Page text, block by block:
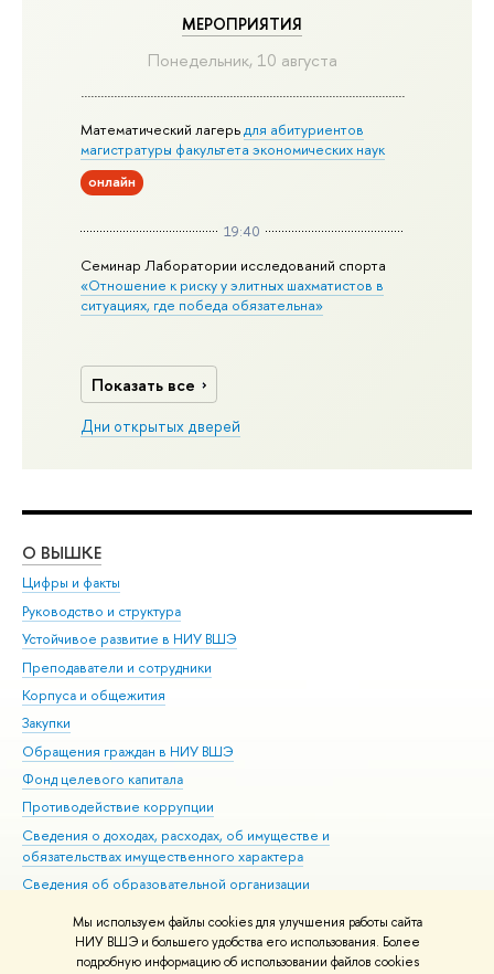
Мы используем файлы cookies для улучшения работы сайта
НИУ ВШЭ и большего удобства его использования. Более
подробную информацию об использовании файлов cookies
МЕРОПРИЯТИЯ
Понедельник, 10 августа
Математический лагерьдля абитуриентов
магистратуры факультета экономических наук
онлайн
19:40
Семинар Лаборатории исследований спорта
«Отношение к риску у элитных шахматистов в
ситуациях, где победа обязательна»
Показать все
Дни открытых дверей
О ВЫШКЕ
Цифры и факты
Руководство и структура
Устойчивое развитие в НИУ ВШЭ
Преподаватели и сотрудники
Корпуса и общежития
Закупки
Обращения граждан в НИУ ВШЭ
Фонд целевого капитала
Противодействие коррупции
Сведения о доходах, расходах, об имуществе и
обязательствах имущественного характера
Сведения об образовательной организации
Людям с ограниченными возможностями здоровья
Единая платежная страница
Работа в Вышке